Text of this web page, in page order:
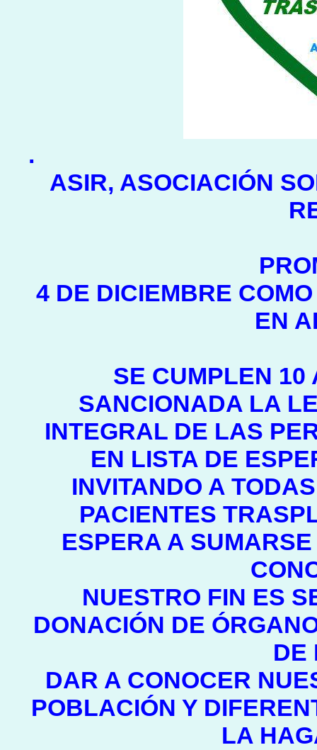
.
ASIR, ASOCIACIÓN
4 DE DICIEMBRE
EN
SE CUMPLEN 10
SANCIONADA LA
INTEGRAL DE LAS
EN LISTA DE
INVITANDO A
PACIENTES
ESPERA A
NUESTRO FIN ES
DONACIÓN DE
DE
DAR A CONOCER
POBLACIÓN Y
LA